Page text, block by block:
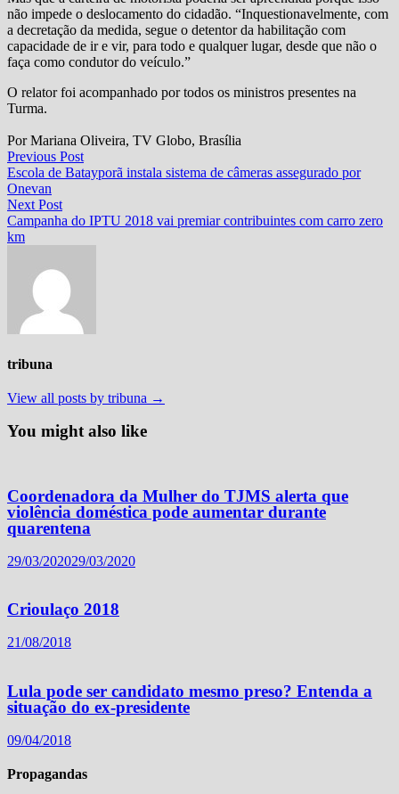
não impede o deslocamento do cidadão. “Inquestionavelmente, com
a decretação da medida, segue o detentor da habilitação com
capacidade de ir e vir, para todo e qualquer lugar, desde que não o
faça como condutor do veículo.”
O relator foi acompanhado por todos os ministros presentes na
Turma.
Por Mariana Oliveira, TV Globo, Brasília
Navegação
de
Post
Previous PostPrevious
post:
Escola de Batayporã instala sistema de câmeras assegurado por
Onevan
Next PostNext
post:
Campanha do IPTU 2018 vai premiar contribuintes com carro zero
km
tribuna
View all posts by tribuna →
You might also like
Coordenadora da Mulher do TJMS alerta que
violência doméstica pode aumentar durante
quarentena
29/03/202029/03/2020
Crioulaço 2018
21/08/2018
Lula pode ser candidato mesmo preso? Entenda a
situação do ex-presidente
09/04/2018
Propagandas